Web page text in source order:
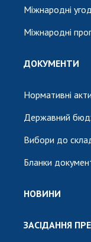
Міжнародні
Міжнародні
ДОКУМЕНТИ
Нормативні
Державний
Вибори до
Бланки
НОВИНИ
ЗАСІДАННЯ